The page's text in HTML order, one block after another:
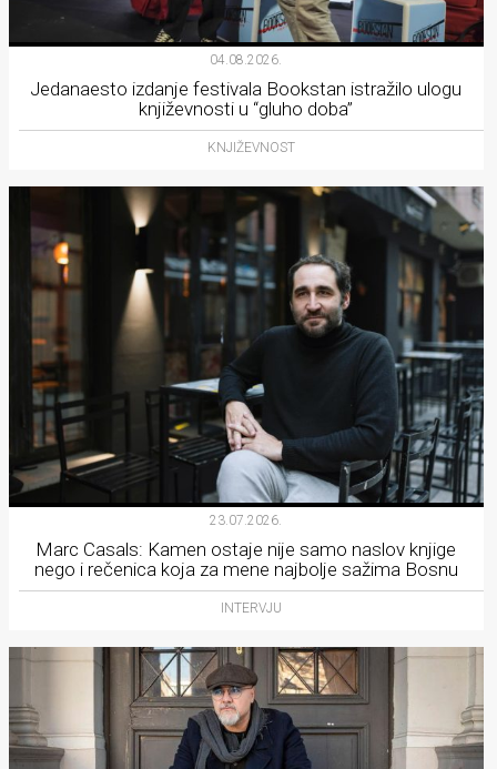
04.08.2026.
Jedanaesto izdanje festivala Bookstan istražilo ulogu
književnosti u “gluho doba”
KNJIŽEVNOST
23.07.2026.
Marc Casals: Kamen ostaje nije samo naslov knjige
nego i rečenica koja za mene najbolje sažima Bosnu
INTERVJU